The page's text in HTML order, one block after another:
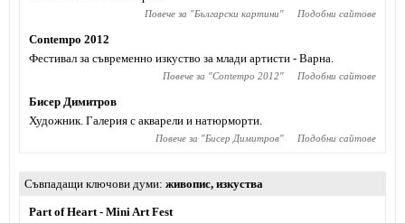
Повече за "Български картини" Подобни сайтове
Contempo 2012
Фестивал за съвременно изкуство за млади артисти - Варна.
Повече за "Contempo 2012" Подобни сайтове
Бисер Димитров
Художник. Галерия с акварели и натюрморти.
Повече за "Бисер Димитров" Подобни сайтове
Съвпадащи ключови думи живопис, изкуства
Part of Heart - Mini Art Fest